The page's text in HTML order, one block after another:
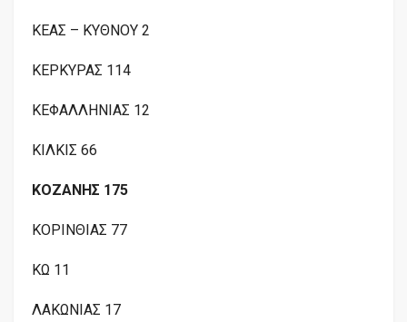
ΚΕΑΣ – ΚΥΘΝΟΥ 2
ΚΕΡΚΥΡΑΣ 114
ΚΕΦΑΛΛΗΝΙΑΣ 12
ΚΙΛΚΙΣ 66
ΚΟΖΑΝΗΣ 175
ΚΟΡΙΝΘΙΑΣ 77
ΚΩ 11
ΛΑΚΩΝΙΑΣ 17